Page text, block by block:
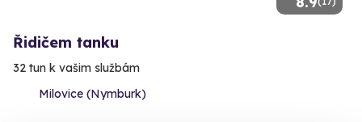
Řidičem tanku
32 tun k vašim službám
Milovice (Nymburk)